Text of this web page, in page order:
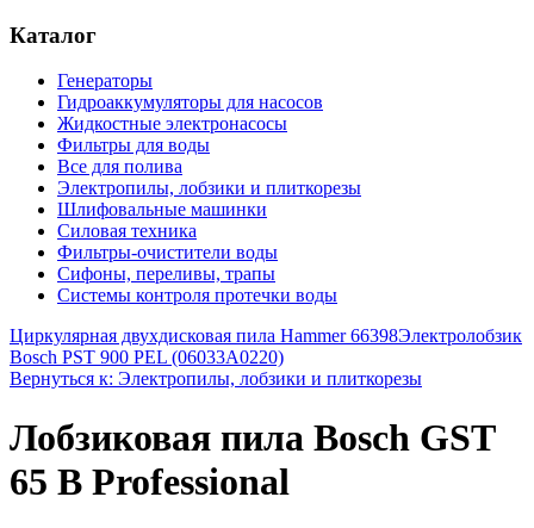
Каталог
Генераторы
Гидроаккумуляторы для насосов
Жидкостные электронасосы
Фильтры для воды
Все для полива
Электропилы, лобзики и плиткорезы
Шлифовальные машинки
Силовая техника
Фильтры-очистители воды
Сифоны, переливы, трапы
Системы контроля протечки воды
Циркулярная двухдисковая пила Hammer 66398Электролобзик
Bosch PST 900 PEL (06033A0220)
Вернуться к: Электропилы, лобзики и плиткорезы
Лобзиковая пила Bosch GST
65 B Professional